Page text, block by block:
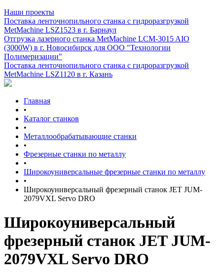
Наши проекты
Поставка ленточнопильного станка c гидроразгрузкой
MetMachine LSZ1523 в г. Барнаул
Отгрузка лазерного станка MetMachine LCM-3015 AIO
(3000W) в г. Новосибирск для ООО "Технологии
Полимеризации"
Поставка ленточнопильного станка c гидроразгрузкой
MetMachine LSZ1120 в г. Казань
Главная
•
Каталог станков
•
Металлообрабатывающие станки
•
Фрезерные станки по металлу
•
Широкоуниверсальные фрезерные станки по металлу
•
Широкоуниверсальный фрезерный станок JET JUM-
2079VXL Servo DRO
Широкоуниверсальный
фрезерный станок JET JUM-
2079VXL Servo DRO